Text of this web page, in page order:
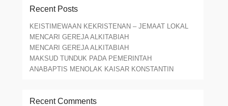
Recent Posts
KEISTIMEWAAN KEKRISTENAN – JEMAAT LOKAL
MENCARI GEREJA ALKITABIAH
MENCARI GEREJA ALKITABIAH
MAKSUD TUNDUK PADA PEMERINTAH
ANABAPTIS MENOLAK KAISAR KONSTANTIN
Recent Comments